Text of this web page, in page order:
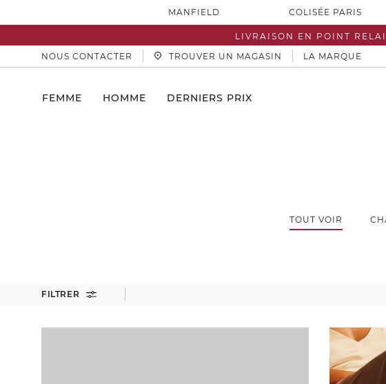
MANFIELD COLISÉE PARIS
LIVRAISON EN POINT
NOUS CONTACTER
TROUVER UN MAGASIN LA MARQUE
FEMME HOMME DERNIERS PRIX
TOUT VOIR
FILTRER